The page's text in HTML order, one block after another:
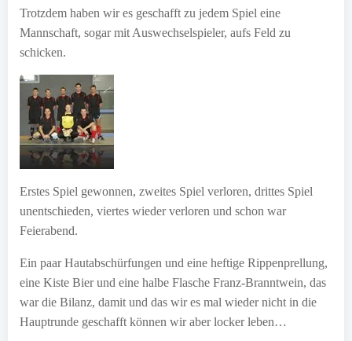
Trotzdem haben wir es geschafft zu jedem Spiel eine
Mannschaft, sogar mit Auswechselspieler, aufs Feld zu
schicken.
Erstes Spiel gewonnen, zweites Spiel verloren, drittes Spiel
unentschieden, viertes wieder verloren und schon war
Feierabend.
Ein paar Hautabschürfungen und eine heftige Rippenprellung,
eine Kiste Bier und eine halbe Flasche Franz-Branntwein, das
war die Bilanz, damit und das wir es mal wieder nicht in die
Hauptrunde geschafft können wir aber locker leben…